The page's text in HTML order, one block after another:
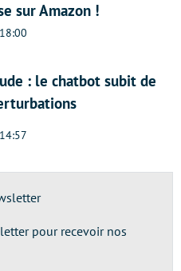
sur Amazon !
: le chatbot subit de
pour recevoir nos